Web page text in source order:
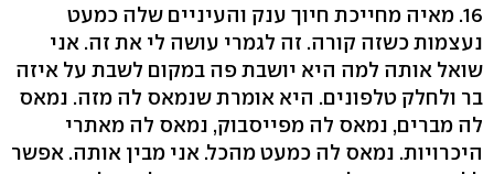
16. מאיה מחייכת חיוך ענק והעיניים שלה כמעט
נעצמות כשזה קורה. זה לגמרי עושה לי את זה. אני
שואל אותה למה היא יושבת פה במקום לשבת על איזה
בר ולחלק טלפונים. היא אומרת שנמאס לה מזה. נמאס
לה מברים, נמאס לה מפייסבוק, נמאס לה מאתרי
היכרויות. נמאס לה כמעט מהכל. אני מבין אותה. אפשר